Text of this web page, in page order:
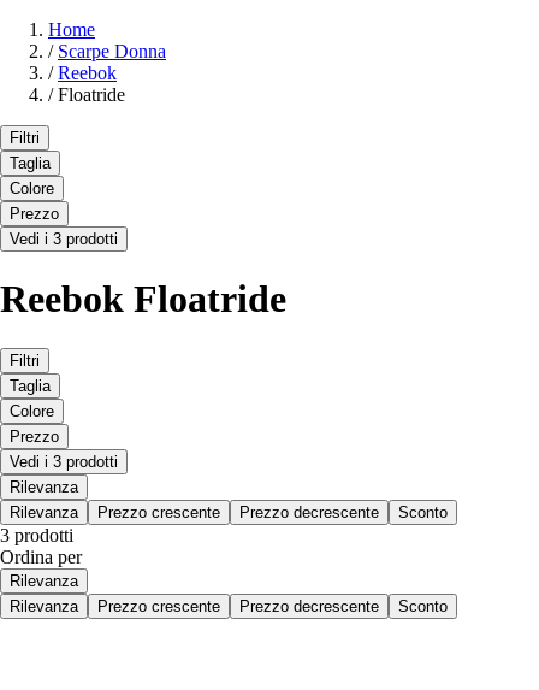
Home
/ Scarpe Donna
/ Reebok
/ Floatride
Filtri
Taglia
Colore
Prezzo
Vedi i 3 prodotti
Reebok Floatride
Filtri
Taglia
Colore
Prezzo
Vedi i 3 prodotti
Rilevanza
Rilevanza
Prezzo crescente Prezzo decrescente Sconto
3 prodotti
Ordina per
Rilevanza
Rilevanza
Prezzo crescente Prezzo decrescente Sconto